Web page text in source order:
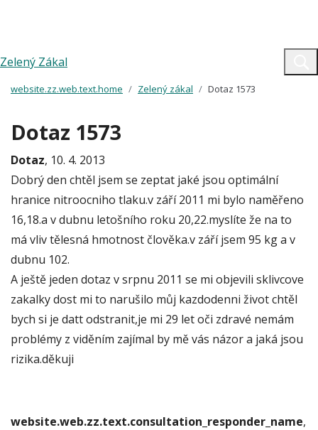
Zelený Zákal
website.zz.web.text.home Zelený zákal Dotaz 1573
Dotaz 1573
Dotaz, 10. 4. 2013
Dobrý den chtěl jsem se zeptat jaké jsou optimální
hranice nitroocniho tlaku.v září 2011 mi bylo naměřeno
16,18.a v dubnu letošního roku 20,22.myslíte že na to
má vliv tělesná hmotnost člověka.v září jsem 95 kg a v
dubnu 102.
A ještě jeden dotaz v srpnu 2011 se mi objevili sklivcove
zakalky dost mi to narušilo můj kazdodenni život chtěl
bych si je datt odstranit,je mi 29 let oči zdravé nemám
problémy z viděním zajímal by mě vás názor a jaká jsou
rizika.děkuji
website.web.zz.text.consultation_responder_name,